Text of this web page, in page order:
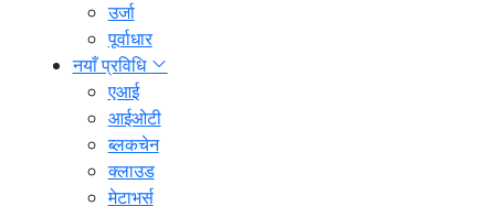
उर्जा
पूर्वाधार
नयाँ प्रविधि
एआई
आईओटी
ब्लकचेन
क्लाउड
मेटाभर्स